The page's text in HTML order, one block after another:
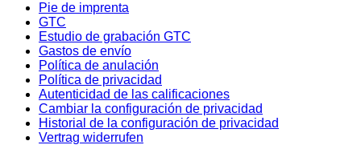
Pie de imprenta
GTC
Estudio de grabación GTC
Gastos de envío
Política de anulación
Política de privacidad
Autenticidad de las calificaciones
Cambiar la configuración de privacidad
Historial de la configuración de privacidad
Vertrag widerrufen